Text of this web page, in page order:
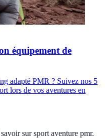
équipement de
adapté PMR ? Suivez nos 5
lors de vos aventures en
sur sport aventure pmr.